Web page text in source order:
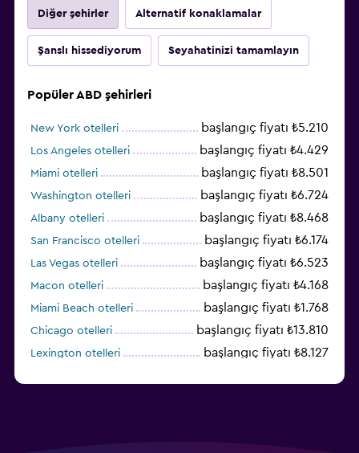
Diğer şehirler Alternatif konaklamalar
Şanslı hissediyorum Seyahatinizi tamamlayın
Popüler ABD şehirleri
New York otelleri başlangıç fiyatı ₺5.210
Los Angeles otelleri başlangıç fiyatı ₺4.429
Miami otelleri başlangıç fiyatı ₺8.501
Washington otelleri başlangıç fiyatı ₺6.724
Albany otelleri başlangıç fiyatı ₺8.468
San Francisco otelleri başlangıç fiyatı ₺6.174
Las Vegas otelleri başlangıç fiyatı ₺6.523
Macon otelleri başlangıç fiyatı ₺4.168
Miami Beach otelleri başlangıç fiyatı ₺1.768
Chicago otelleri başlangıç fiyatı ₺13.810
Lexington otelleri başlangıç fiyatı ₺8.127